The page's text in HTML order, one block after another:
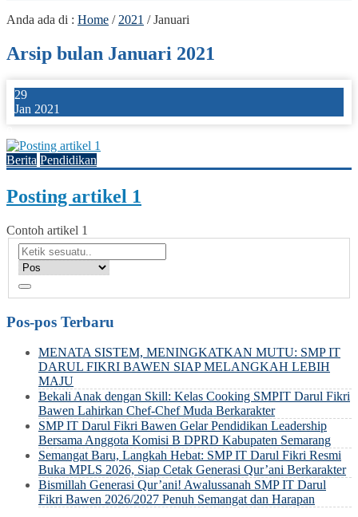
Anda ada di : Home / 2021 /Januari
Arsip bulan Januari 2021
29
Jan 2021
Berita Pendidikan
Posting artikel 1
Contoh artikel 1
Pos-pos Terbaru
MENATA SISTEM, MENINGKATKAN MUTU: SMP IT
DARUL FIKRI BAWEN SIAP MELANGKAH LEBIH
MAJU
Bekali Anak dengan Skill: Kelas Cooking SMPIT Darul Fikri
Bawen Lahirkan Chef-Chef Muda Berkarakter
SMP IT Darul Fikri Bawen Gelar Pendidikan Leadership
Bersama Anggota Komisi B DPRD Kabupaten Semarang
Semangat Baru, Langkah Hebat: SMP IT Darul Fikri Resmi
Buka MPLS 2026, Siap Cetak Generasi Qur’ani Berkarakter
Bismillah Generasi Qur’ani! Awalussanah SMP IT Darul
Fikri Bawen 2026/2027 Penuh Semangat dan Harapan